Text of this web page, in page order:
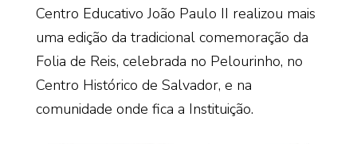
Centro Educativo João Paulo II realizou mais
uma edição da tradicional comemoração da
Folia de Reis, celebrada no Pelourinho, no
Centro Histórico de Salvador, e na
comunidade onde fica a Instituição.